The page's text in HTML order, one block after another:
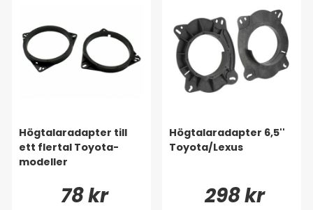
Högtalaradapter till
ett flertal Toyota-
modeller
78 kr
Högtalaradapter 6,5''
Toyota/Lexus
298 kr